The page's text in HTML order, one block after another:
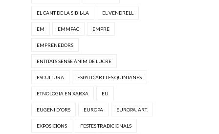
EL CANT DE LA SIBIL·LA EL VENDRELL
EM EMMPAC EMPRE
EMPRENEDORS
ENTITATS SENSE ÀNIM DE LUCRE
ESCULTURA ESPAI D'ART LES QUINTANES
ETNOLOGIA EN XARXA EU
EUGENI D'ORS EUROPA EUROPA. ART.
EXPOSICIONS FESTES TRADICIONALS